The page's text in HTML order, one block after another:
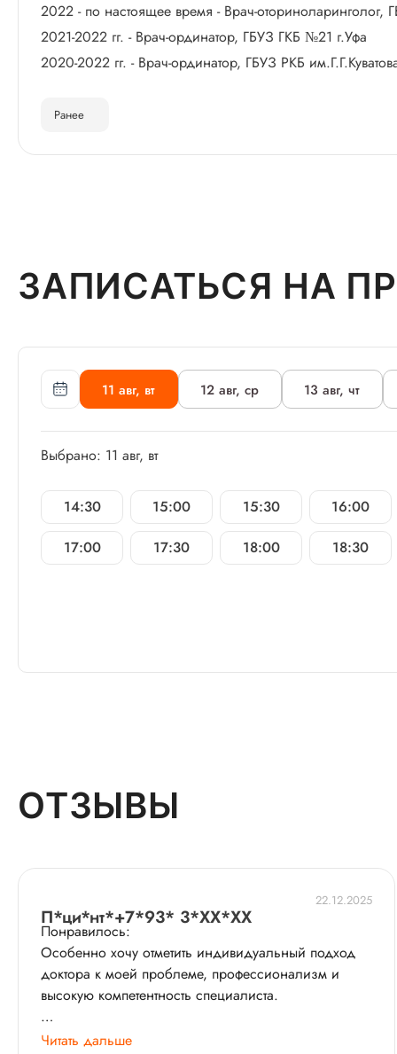
2022 - по настоящее время - Врач-
2021-2022 гг. - Врач-ординатор, ГБУЗ ГКБ №21 г.Уфа
2020-2022 гг. - Врач-ординатор, ГБУЗ РКБ
Ранее
ЗАПИСАТЬСЯ НА
11 авг, вт 12 авг, ср 13 авг, чт
Выбрано: 11 авг, вт
14:30 15:00 15:30 16:00
17:00
17:30 18:00 18:30
ОТЗЫВЫ
22.12.2025
П*ци*нт*+7*93* 3*XX*XX
Понравилось:
Особенно хочу отметить индивидуальный подход
доктора к моей проблеме, профессионализм и
высокую компетентность специалиста.
История пациента:
Читать дальше